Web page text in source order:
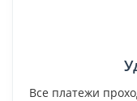
Все платежи